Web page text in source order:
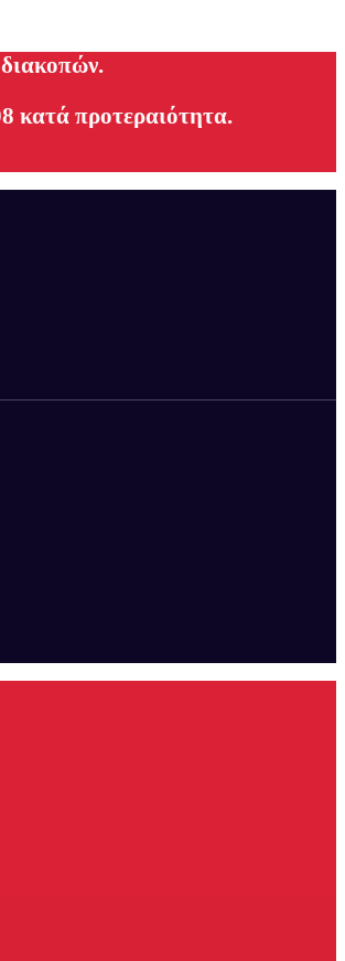
κατά προτεραιότητα.